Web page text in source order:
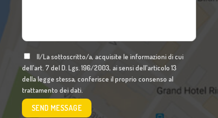
Il/La sottoscritto/a, acquisite le informazioni di cui
dell'art. 7 del D. Lgs. 196/2003, ai sensi dell'articolo 13
della legge stessa, conferisce il proprio consenso al
trattamento dei dati.